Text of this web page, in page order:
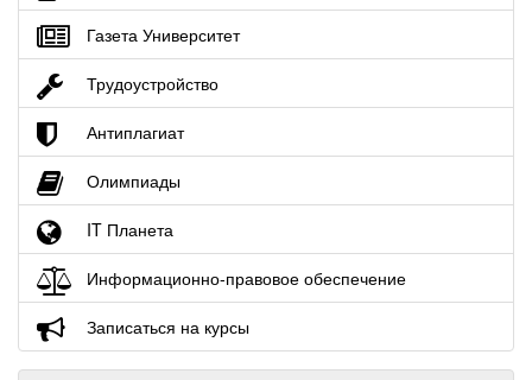
Газета Университет
Трудоустройство
Антиплагиат
Олимпиады
IT Планета
Информационно-правовое обеспечение
Записаться на курсы